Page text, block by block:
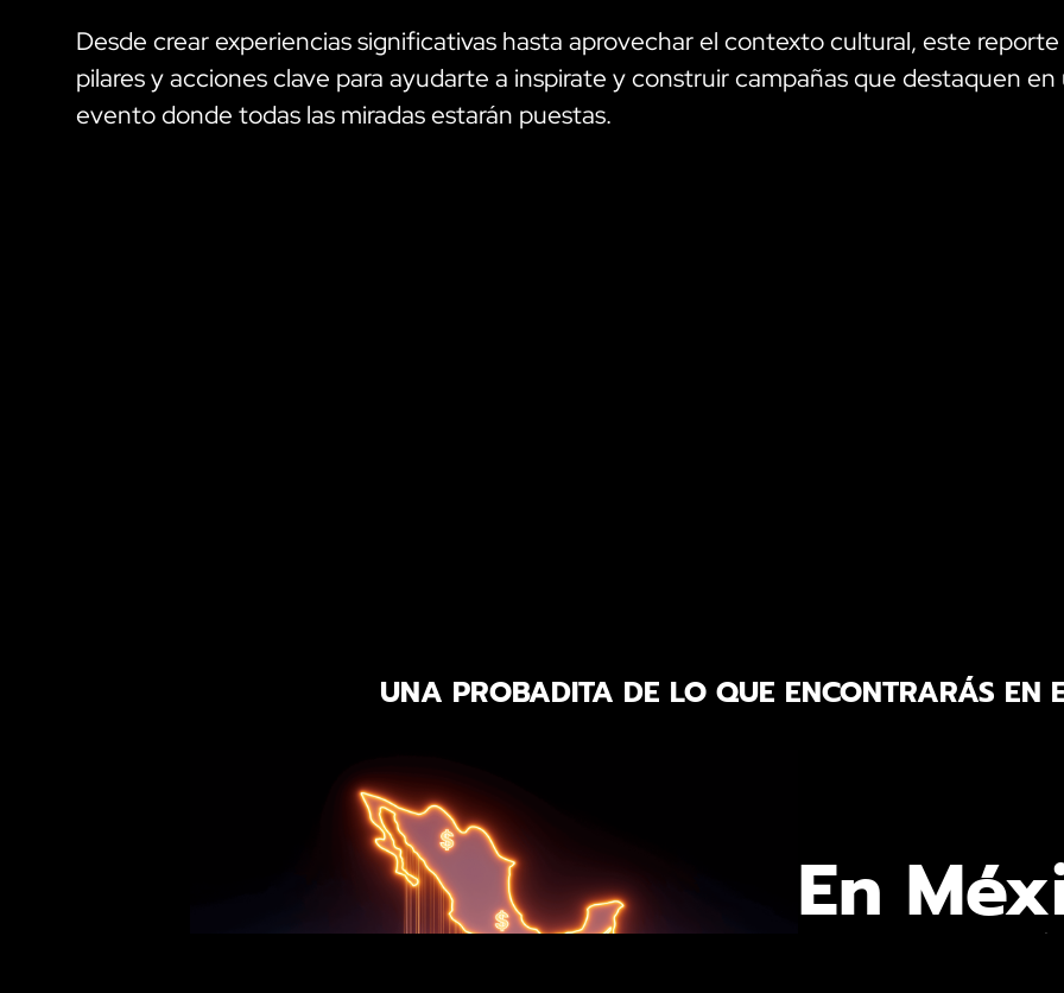
Desde crear experiencias significativas hasta aprovechar el contexto cultural, este reporte
pilares y acciones clave para ayudarte a inspirate y construir campañas que destaquen en
evento donde todas las miradas estarán puestas.
UNA PROBADITA DE LO QUE ENCONTRARÁS EN
En
se espera que se genere una